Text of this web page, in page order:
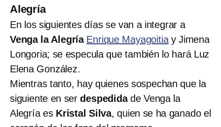
Alegría
En los siguientes días se van a integrar a
Venga la Alegría Enrique Mayagoitiay Jimena
Longoria; se especula que también lo hará Luz
Elena González.
Mientras tanto, hay quienes sospechan que la
siguiente en serdespedidade Venga la
Alegría es Kristal Silva, quien se ha ganado el